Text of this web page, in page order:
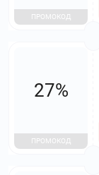
ПРОМОКОД
27%
ПРОМОКОД